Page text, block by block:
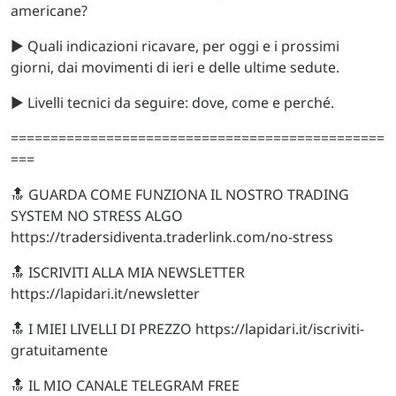
americane?
▶️ Quali indicazioni ricavare, per oggi e i prossimi
giorni, dai movimenti di ieri e delle ultime sedute.
▶️ Livelli tecnici da seguire: dove, come e perché.
===============================================
===
🔝 GUARDA COME FUNZIONA IL NOSTRO TRADING
SYSTEM NO STRESS ALGO
https://tradersidiventa.traderlink.com/no-stress
🔝 ISCRIVITI ALLA MIA NEWSLETTER
https://lapidari.it/newsletter
🔝 I MIEI LIVELLI DI PREZZO https://lapidari.it/iscriviti-
gratuitamente
🔝 IL MIO CANALE TELEGRAM FREE